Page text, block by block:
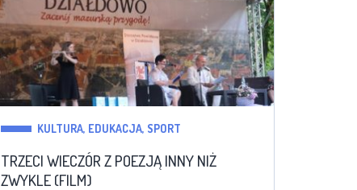
KULTURA, EDUKACJA, SPORT
TRZECI WIECZÓR Z POEZJĄ INNY NIŻ
ZWYKLE (FILM)